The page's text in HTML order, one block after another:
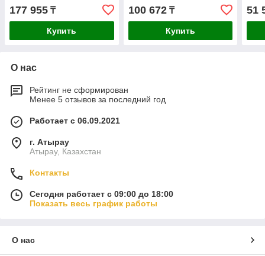
177 955 ₸
Купить
100 672₸
Купить
51
О нас
Рейтинг не сформирован
Менее 5 отзывов за последний год
Работает с 06.09.2021
г. Атырау
Атырау, Казахстан
Контакты
Сегодня работает с 09:00 до 18:00
Показать весь график работы
О нас